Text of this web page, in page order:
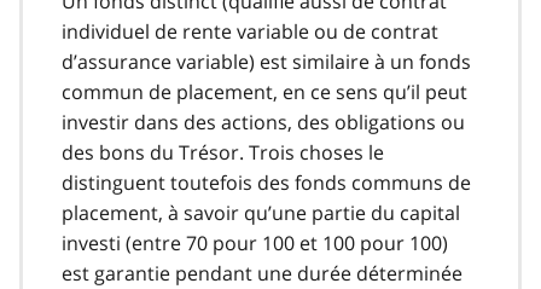
individuel de rente variable ou de contrat
d’assurance variable) est similaire à un fonds
commun de placement, en ce sens qu’il peut
investir dans des actions, des obligations ou
des bons du Trésor. Trois choses le
distinguent toutefois des fonds communs de
placement, à savoir qu’une partie du capital
investi (entre 70 pour 100 et 100 pour 100)
est garantie pendant une durée déterminée